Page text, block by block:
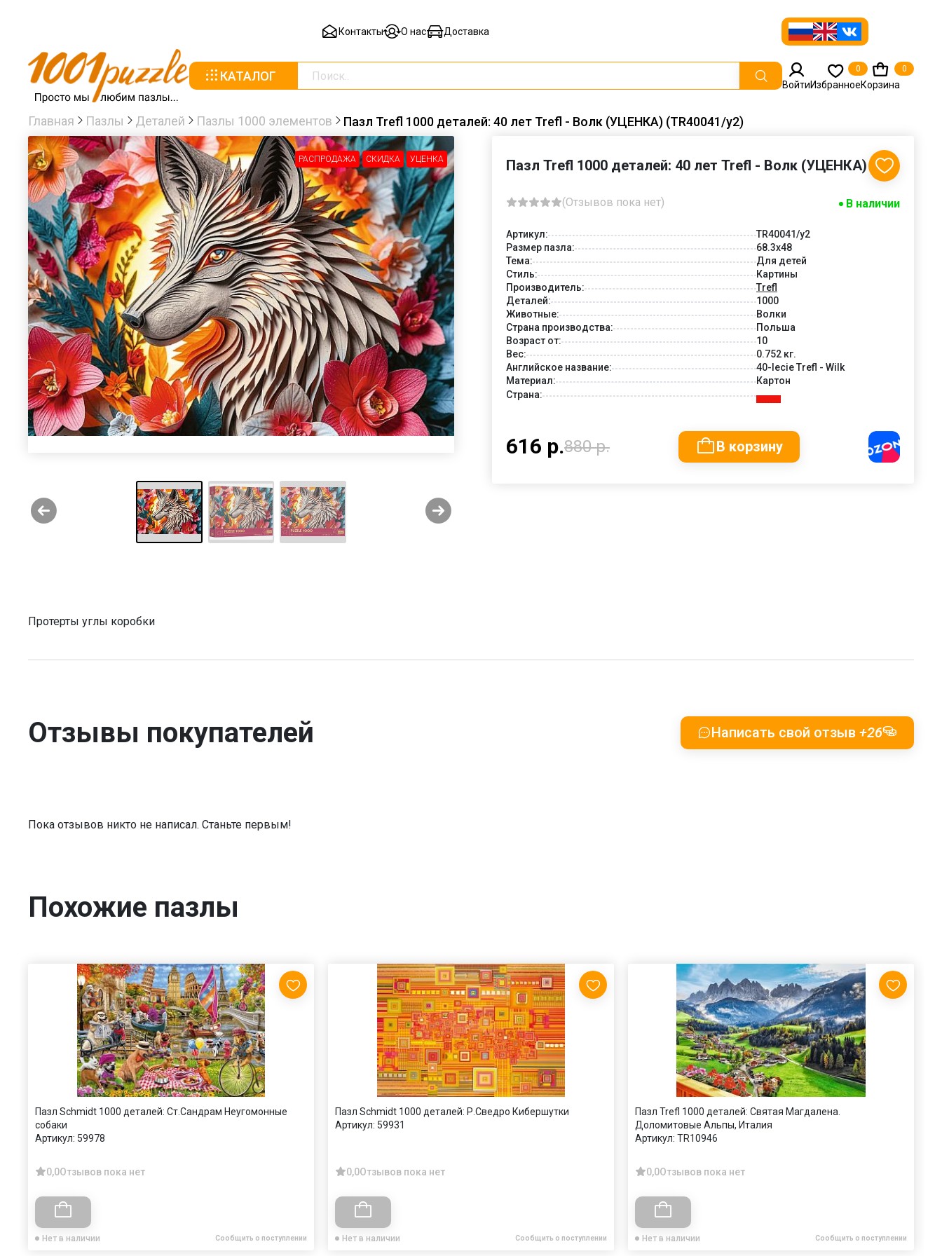
Контакты О нас Доставка
КАТАЛОГ
ВойтиИзбранное
0
Корзина
0
Главная Пазлы Деталей Пазлы 1000 элементов Пазл Trefl 1000 деталей: 40 лет Trefl - Волк (УЦЕНКА) (TR40041/у2)
РАСПРОДАЖА СКИДКА УЦЕНКА
-30% РАСПРОДАЖА СКИДКА УЦЕНКА -30%
Протерты углы коробки
Пазл Trefl 1000 деталей: 40 лет Trefl - Волк (УЦЕНКА)
(Отзывов пока нет) В наличии
Артикул:
TR40041/у2
Размер пазла:
68.3x48
Тема:
Для детей
Стиль:
Картины
Производитель:
Trefl
Деталей:
1000
Животные:
Волки
Страна производства:
Польша
Возраст от:
10
Вес:
0.752 кг.
Английское название:
40-lecie Trefl - Wilk
Материал:
Картон
Страна:
616 р.880 р. В корзину
Отзывы покупателей Написать свой отзыв +26
Пока отзывов никто не написал. Станьте первым!
Похожие пазлы
Пазл Schmidt 1000 деталей: Ст.Сандрам Неугомонные
собаки
Артикул: 59978
0,0Отзывов пока нет
Нет в наличии Сообщить о поступлении
Пазл Schmidt 1000 деталей: Р.Сведро Кибершутки
Артикул: 59931
0,0Отзывов пока нет
Нет в наличии Сообщить о поступлении
Пазл Trefl 1000 деталей: Святая Магдалена.
Доломитовые Альпы, Италия
Артикул: TR10946
0,0Отзывов пока нет
Нет в наличии Сообщить о поступлении